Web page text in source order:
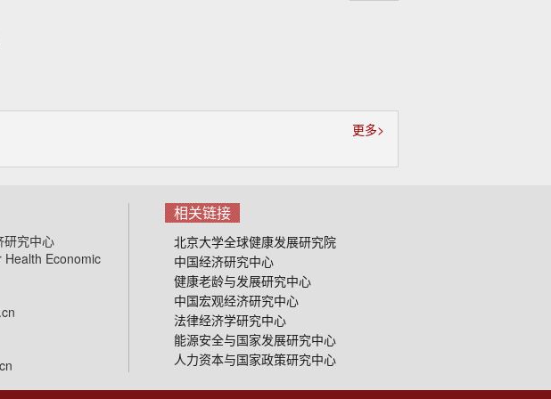
起
更多>
研究中心
Health Economic
相关链接
北京大学全球健康发展研究院
中国经济研究中心
健康老龄与发展研究中心
中国宏观经济研究中心
法律经济学研究中心
能源安全与国家发展研究中心
人力资本与国家政策研究中心